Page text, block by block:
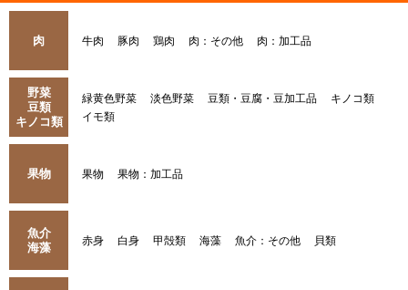
肉 牛肉 豚肉 鶏肉 肉：その他 肉：加工品
野菜
豆類
キノコ類
緑黄色野菜 淡色野菜 豆類・豆腐・豆加工品
キノコ類
イモ類
果物 果物 果物：加工品
魚介
海藻
赤身 白身 甲殻類 海藻 魚介：その他 貝類